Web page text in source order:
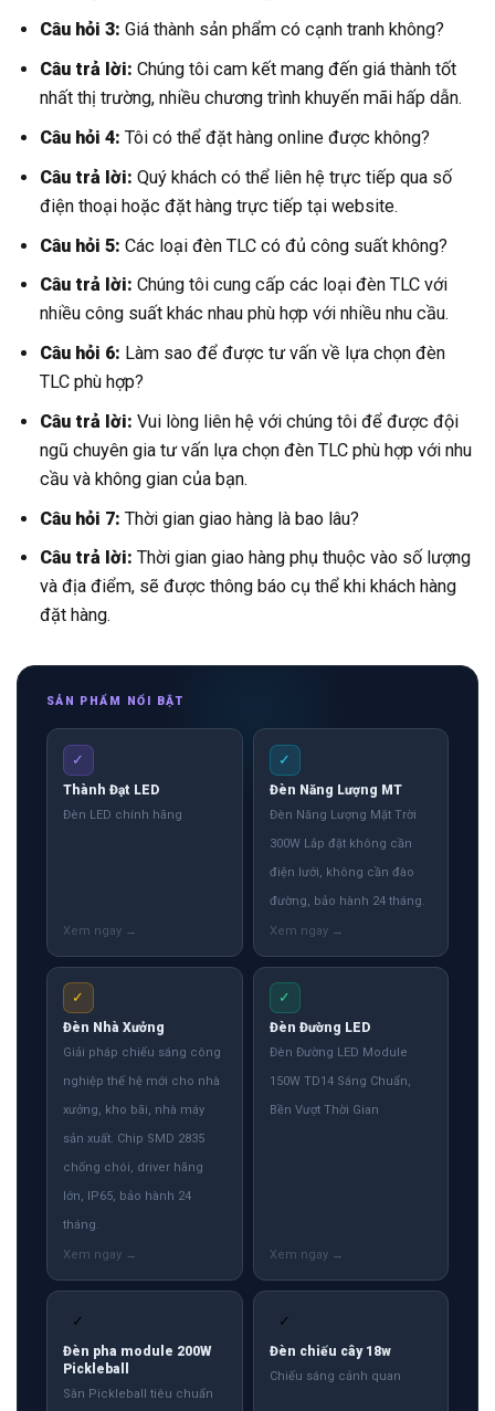
Câu hỏi 3: Giá thành sản phẩm có cạnh tranh không?
Câu trả lời: Chúng tôi cam kết mang đến giá thành tốt
nhất thị trường, nhiều chương trình khuyến mãi hấp dẫn.
Câu hỏi 4: Tôi có thể đặt hàng online được không?
Câu trả lời: Quý khách có thể liên hệ trực tiếp qua số
điện thoại hoặc đặt hàng trực tiếp tại website.
Câu hỏi 5: Các loại đèn TLC có đủ công suất không?
Câu trả lời: Chúng tôi cung cấp các loại đèn TLC với
nhiều công suất khác nhau phù hợp với nhiều nhu cầu.
Câu hỏi 6: Làm sao để được tư vấn về lựa chọn đèn
TLC phù hợp?
Câu trả lời: Vui lòng liên hệ với chúng tôi để được đội
ngũ chuyên gia tư vấn lựa chọn đèn TLC phù hợp với nhu
cầu và không gian của bạn.
Câu hỏi 7: Thời gian giao hàng là bao lâu?
Câu trả lời: Thời gian giao hàng phụ thuộc vào số lượng
và địa điểm, sẽ được thông báo cụ thể khi khách hàng
đặt hàng.
SẢN PHẨM NỔI BẬT
✓
Thành Đạt LED
Đèn LED chính hãng
✓
Đèn Năng Lượng MT
Đèn Năng Lượng Mặt Trời
300W Lắp đặt không cần
điện lưới, không cần đào
đường, bảo hành 24 tháng.
✓
Đèn Nhà Xưởng
Giải pháp chiếu sáng công
nghiệp thế hệ mới cho nhà
xưởng, kho bãi, nhà máy
sản xuất. Chip SMD 2835
chống chói, driver hãng
lớn, IP65, bảo hành 24
tháng.
✓
Đèn Đường LED
Đèn Đường LED Module
150W TD14 Sáng Chuẩn,
Bền Vượt Thời Gian
✓
Đèn pha module 200W
Pickleball
Sân Pickleball tiêu chuẩn
✓
Đèn chiếu cây 18w
Chiếu sáng cảnh quan